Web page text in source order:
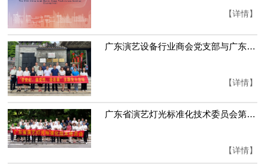
【详情】
广东演艺设备行业商会党支部与广东省工商联宣调部党支部联合开展“学党纪 强党性 走在前”主题党日活动
【详情】
广东省演艺灯光标准化技术委员会第二届第二次全体委员会议成功召开
【详情】